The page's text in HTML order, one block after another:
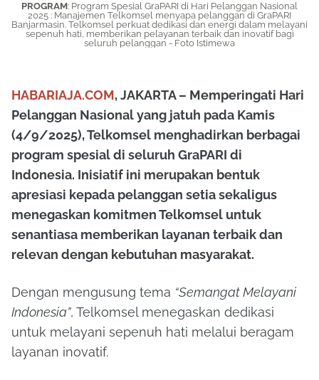
PROGRAM: Program Spesial GraPARI di Hari Pelanggan Nasional
2025 : Manajemen Telkomsel menyapa pelanggan di GraPARI
Banjarmasin. Telkomsel perkuat dedikasi dan energi dalam melayani
sepenuh hati, memberikan pelayanan terbaik dan inovatif bagi
seluruh pelanggan - Foto Istimewa
HABARIAJA.COM, JAKARTA – Memperingati Hari
Pelanggan Nasional yang jatuh pada Kamis
(4/9/2025), Telkomsel menghadirkan berbagai
program spesial di seluruh GraPARI di
Indonesia. Inisiatif ini merupakan bentuk
apresiasi kepada pelanggan setia sekaligus
menegaskan komitmen Telkomsel untuk
senantiasa memberikan layanan terbaik dan
relevan dengan kebutuhan masyarakat.
Dengan mengusung tema “Semangat Melayani
Indonesia”, Telkomsel menegaskan dedikasi
untuk melayani sepenuh hati melalui beragam
layanan inovatif.